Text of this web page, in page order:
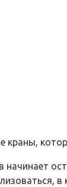
краны,